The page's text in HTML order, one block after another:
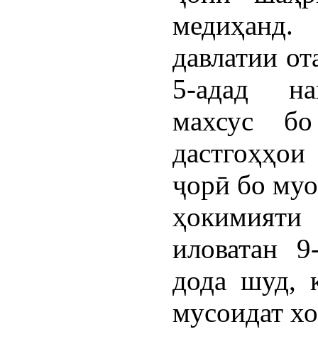
давлатии
5-адад
махсус
ҷорӣ бо
иловатан
дода шуд,
мусоидат